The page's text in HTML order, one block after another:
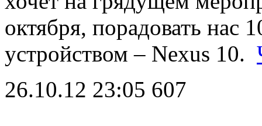
октября, порадовать
устройством – Nexus 10.
26.10.12 23:05 607